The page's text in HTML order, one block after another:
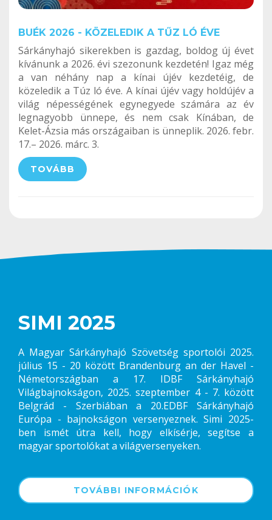
BUÉK 2026 - KÖZELEDIK A TŰZ LÓ ÉVE
Sárkányhajó sikerekben is gazdag, boldog új évet
kívánunk a 2026. évi szezonunk kezdetén! Igaz még
a van néhány nap a kínai újév kezdetéig, de
közeledik a Túz ló éve. A kínai újév vagy holdújév a
világ népességének egynegyede számára az év
legnagyobb ünnepe, és nem csak Kínában, de
Kelet-Ázsia más országaiban is ünneplik. 2026. febr.
17.– 2026. márc. 3.
TOVÁBB
SIMI 2025
A Magyar Sárkányhajó Szövetség sportolói 2025.
július 15 - 20 között Brandenburg an der Havel -
Németországban a 17. IDBF Sárkányhajó
Világbajnokságon, 2025. szeptember 4 - 7. között
Belgrád - Szerbiában a 20.EDBF Sárkányhajó
Európa - bajnokságon versenyeznek. Simi 2025-
ben ismét útra kell, hogy elkísérje, segítse a
magyar sportolókat a világversenyeken.
TOVÁBBI INFORMÁCIÓK